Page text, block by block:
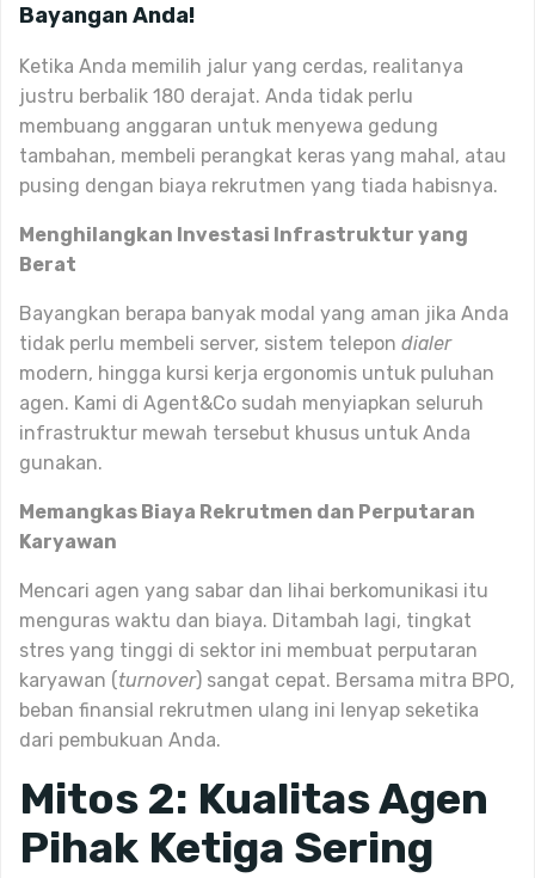
Bayangan Anda!
Ketika Anda memilih jalur yang cerdas, realitanya
justru berbalik 180 derajat. Anda tidak perlu
membuang anggaran untuk menyewa gedung
tambahan, membeli perangkat keras yang mahal, atau
pusing dengan biaya rekrutmen yang tiada habisnya.
Menghilangkan Investasi Infrastruktur yang
Berat
Bayangkan berapa banyak modal yang aman jika Anda
tidak perlu membeli server, sistem telepon dialer
modern, hingga kursi kerja ergonomis untuk puluhan
agen. Kami di Agent&Co sudah menyiapkan seluruh
infrastruktur mewah tersebut khusus untuk Anda
gunakan.
Memangkas Biaya Rekrutmen dan Perputaran
Karyawan
Mencari agen yang sabar dan lihai berkomunikasi itu
menguras waktu dan biaya. Ditambah lagi, tingkat
stres yang tinggi di sektor ini membuat perputaran
karyawan (turnover) sangat cepat. Bersama mitra BPO,
beban finansial rekrutmen ulang ini lenyap seketika
dari pembukuan Anda.
Mitos 2: Kualitas Agen
Pihak Ketiga Sering